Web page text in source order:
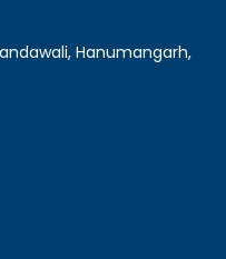
Hanumangarh,